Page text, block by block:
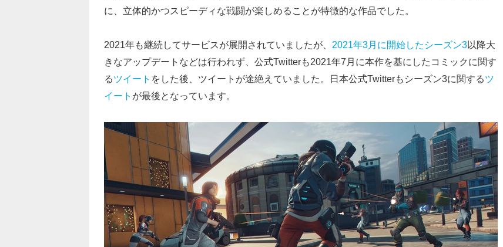
に、立体的かつスピーディな戦闘が楽しめることが特徴的な作品でした。
2021年も継続してサービスが展開されていましたが、 2021年3月に開始したシーズン3以降大
きなアップデートなどは行われず、公式Twitterも2021年7月に本作を基にしたコミックに関す
るツイート をした後、ツイートが途絶えていました。日本公式Twitterもシーズン3に関するツ
イート が最後となっています。